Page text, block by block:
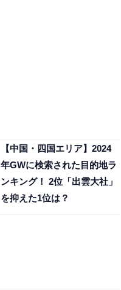
【中国・四国エリア】2024
年GWに検索された目的地ラ
ンキング！ 2位「出雲大社」
を抑えた1位は？